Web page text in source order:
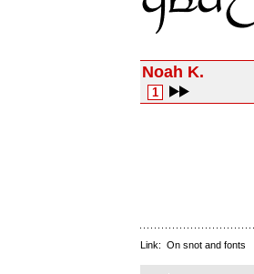
Noah K.
1
Link: On snot and fonts